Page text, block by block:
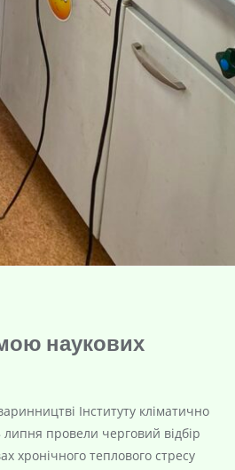
наукових
Інституту кліматично
провели черговий відбір
хронічного теплового стресу